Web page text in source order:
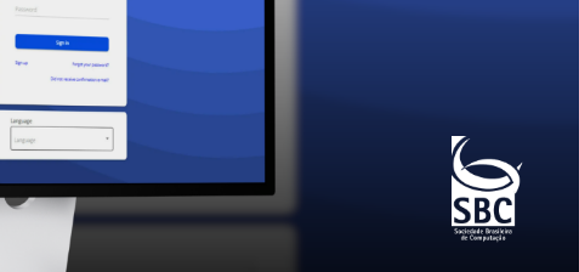
computação